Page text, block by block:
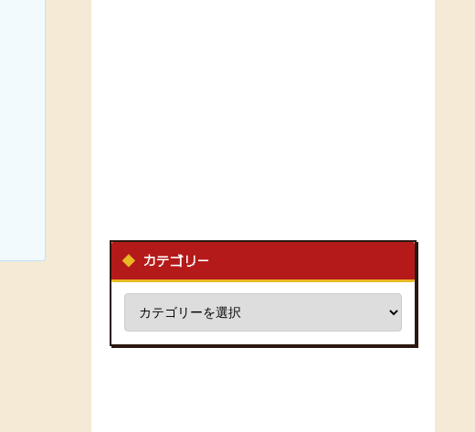
カテゴリー